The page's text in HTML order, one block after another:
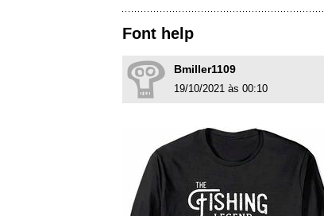
Font help
Bmiller1109
19/10/2021 às 00:10